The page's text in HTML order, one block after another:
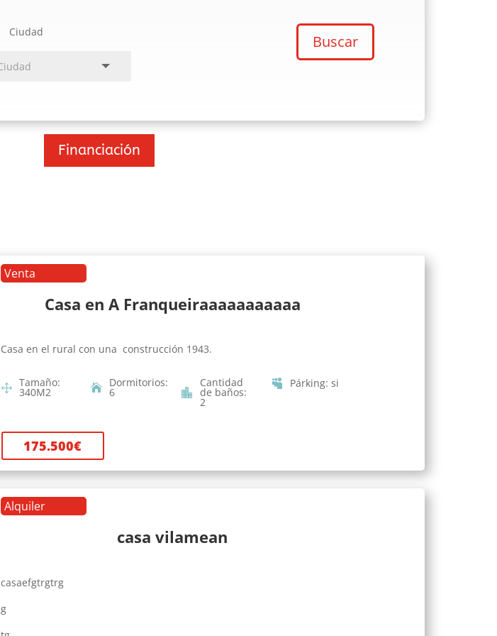
Ciudad
Buscar
Financiación
Venta
Casa en A Franqueiraaaaaaaaaaa
Casa en el rural con una construcción 1943.
Tamaño:
340M2
Dormitorios:
6
Cantidad
de baños:
2
Párking:si
175.500€
Alquiler
casa vilamean
casaefgtrgtrg
g